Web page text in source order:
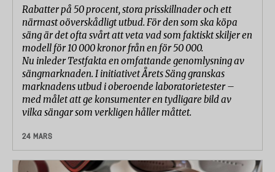
Rabatter på 50 procent, stora prisskillnader och ett
närmast oöverskådligt utbud. För den som ska köpa
säng är det ofta svårt att veta vad som faktiskt skiljer en
modell för 10 000 kronor från en för 50 000.
Nu inleder Testfakta en omfattande genomlysning av
sängmarknaden. I initiativet Årets Säng granskas
marknadens utbud i oberoende laboratorietester –
med målet att ge konsumenter en tydligare bild av
vilka sängar som verkligen håller måttet.
24 MARS